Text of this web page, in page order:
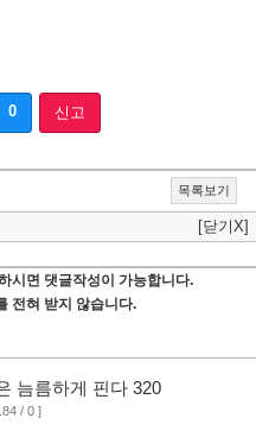
0 신고
목록보기
[닫기X]
시면 댓글작성이 가능합니다.
전혀 받지 않습니다.
늠름하게 핀다 320
/ 0 ]